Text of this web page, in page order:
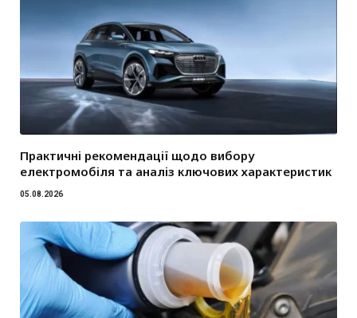
Практичні рекомендації щодо вибору
електромобіля та аналіз ключових характеристик
05.08.2026